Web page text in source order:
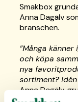
Smakbox
Anna Dagälv
branschen.
”Många
och köpa
nya
sortiment?
Anna Dagälv,